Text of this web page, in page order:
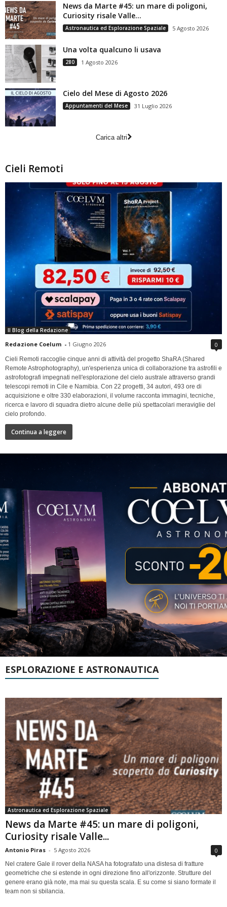
News da Marte #45: un mare di poligoni,
Curiosity risale Valle...
Astronautica ed Esplorazione Spaziale 5 Agosto 2026
Una volta qualcuno li usava
280 1 Agosto 2026
Cielo del Mese di Agosto 2026
Appuntamenti del Mese 31 Luglio 2026
Carica altri
Cieli Remoti
Il Blog della Redazione
Redazione Coelum - 1 Giugno 2026 0
Cieli Remoti raccoglie cinque anni di attività del progetto ShaRA (Shared
Remote Astrophotography), un'esperienza unica di collaborazione tra astrofili e
astrofotografi impegnati nell'esplorazione del cielo australe attraverso grandi
telescopi remoti in Cile e Namibia. Con 22 progetti, 34 autori, 493 ore di
acquisizione e oltre 330 elaborazioni, il volume racconta immagini, tecniche,
ricerca e lavoro di squadra dietro alcune delle più spettacolari meraviglie del
cielo profondo.
Continua a leggere
ESPLORAZIONE E ASTRONAUTICA
Astronautica ed Esplorazione Spaziale
News da Marte #45: un mare di poligoni,
Curiosity risale Valle...
Antonio Piras - 5 Agosto 2026 0
Nel cratere Gale il rover della NASA ha fotografato una distesa di fratture
geometriche che si estende in ogni direzione fino all'orizzonte. Strutture del
genere erano già note, ma mai su questa scala. E su come si siano formate il
team non si sbilancia.